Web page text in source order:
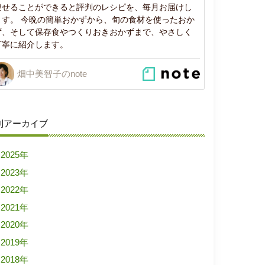
せることができると評判のレシピを、毎月お届けし
す。 今晩の簡単おかずから、旬の食材を使ったおか
、そして保存食やつくりおきおかずまで、やさしく
に紹介します。
畑中美智子のnote
アーカイブ
2025年
2023年
2022年
2021年
2020年
2019年
2018年